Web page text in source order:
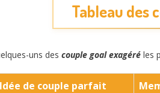
Tableau des
uns des couple goal exagéré les
Idée de couple parfait